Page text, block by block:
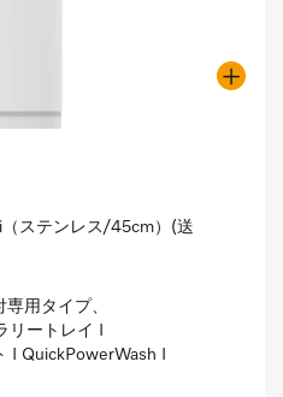
ステンレス/45cm）(送
用タイプ、
ートレイ I
I QuickPowerWash I